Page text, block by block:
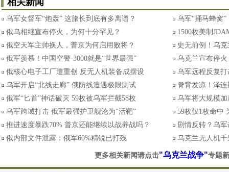
相关新闻
乌军女督军“炮轰” 这旅长到底有多离谱？
乌军“捅马蜂窝
俄乌相继宣布停火，为何十分罕见？
1500枚美制
俄空天军主帅换人，普京为何启用败将？
史无前例！乌
俄军羡慕！中国空警-3000就是“世界最强”
乌克兰宣布停
俄核心电子工厂遭重创 反无人机装备成摆设
乌军远程反复
乌军开启“北线走廊” 俄防线遭遇极限测试
脊背发凉！泽
俄军“匕首”神话破灭 59枚被乌军拦截58枚
乌军将大规模
乌军跨域打击 俄军最强护卫舰沦为“活靶”
59枚仅1枚命中
推进速度暴跌70% 普京还能继续以战养战吗？
剧情反转？乌
俄内部文件泄露：俄军60%精锐已打残
乌克兰无人机
更多相关新闻请点击"乌克兰战争"专题